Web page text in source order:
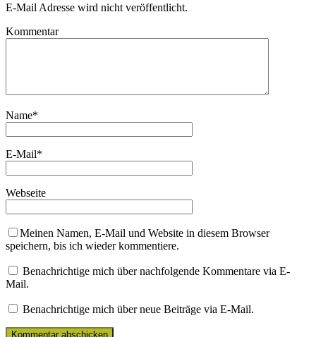
E-Mail Adresse wird nicht veröffentlicht.
Kommentar
Name*
E-Mail*
Webseite
Meinen Namen, E-Mail und Website in diesem Browser
speichern, bis ich wieder kommentiere.
Benachrichtige mich über nachfolgende Kommentare via E-
Mail.
Benachrichtige mich über neue Beiträge via E-Mail.